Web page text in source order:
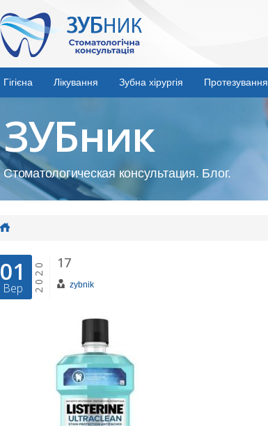
Гігієна Лікування Зубна хірургія Протезування
ЗУБник
Стоматологическая консультация. Блог.
01
Вер 2020 17
zybnik